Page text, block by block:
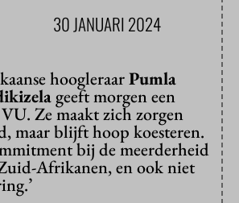
30 JANUARI 2024
hoogleraarPumla
geeft morgen een
Ze maakt zich zorgen
maar blijft hoop koesteren.
bij de meerderheid
Afrikanen, en ook niet